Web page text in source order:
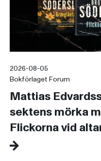
2026-08-05
Bokförlaget Forum
Mattias
sektens mörka
Flickorna vid